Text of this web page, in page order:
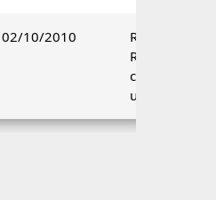
02/10/2010
Recurso de
Revisão não
conhecido à
unanimidade.